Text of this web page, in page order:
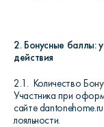
2. Бонусные баллы:
действия
2.1. Количество
Участника при
сайте
лояльности.